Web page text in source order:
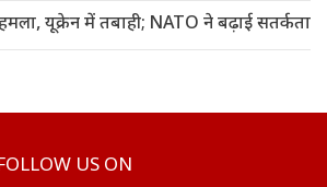
यूक्रेन में तबाही; NATO ने बढ़ाई सतर्कता
US ON